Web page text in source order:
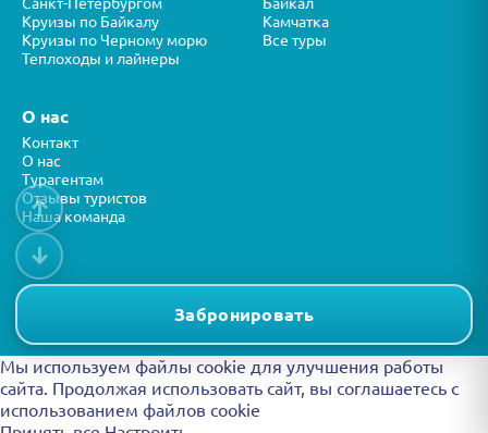
Забронировать
Санкт-Петербургом
Круизы по Байкалу
Круизы по Черному морю
Теплоходы и лайнеры
Байкал
Камчатка
Все туры
О нас
Контакт
О нас
Турагентам
Отзывы туристов
Наша команда
Представленная на сайте информация носит справочный характер и
не является публичной офертой.
↑
↓
Мы используем файлы cookie для улучшения работы
сайта. Продолжая использовать сайт, вы соглашаетесь с
использованием файлов cookie